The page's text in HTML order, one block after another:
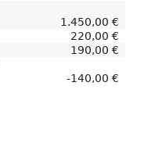
1.450,00 €
220,00 €
190,00 €
-140,00 €